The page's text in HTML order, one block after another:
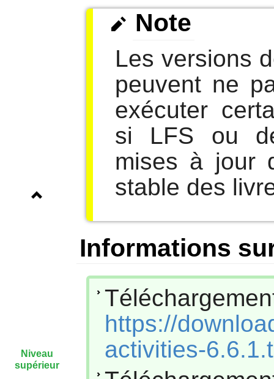
Note
Les versions
peuvent ne
exécuter
si LFS ou
mises à jour
stable des
Informations
https://
activities-
Niveau
supérieur